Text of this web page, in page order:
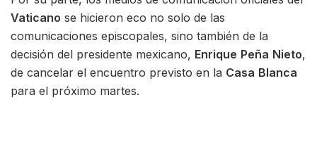
Vaticano se hicieron eco no solo de las
comunicaciones episcopales, sino también de la
decisión del presidente mexicano, Enrique Peña Nieto,
de cancelar el encuentro previsto en la Casa Blanca
para el próximo martes.